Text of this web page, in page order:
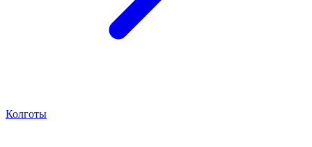
Колготы